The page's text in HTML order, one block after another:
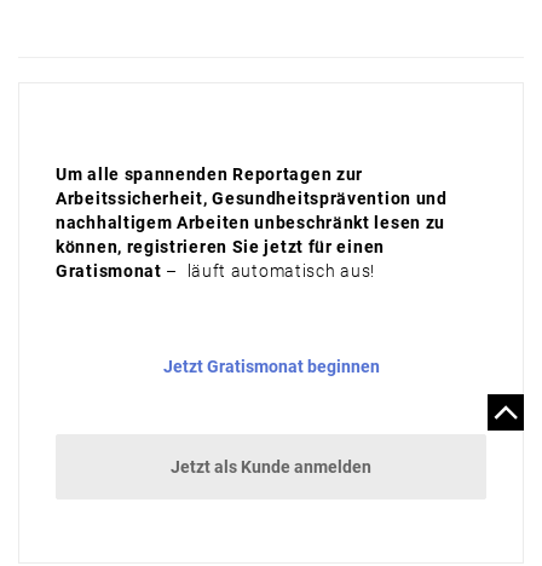
Um alle spannenden Reportagen zur
Arbeitssicherheit, Gesundheitsprävention und
nachhaltigem Arbeiten unbeschränkt lesen zu
können, registrieren Sie jetzt für einen
Gratismonat – läuft automatisch aus!
Jetzt Gratismonat beginnen
Jetzt als Kunde anmelden